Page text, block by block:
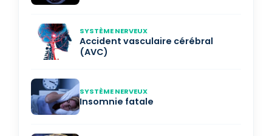
SYSTÈME NERVEUX
Accident vasculaire cérébral
(AVC)
SYSTÈME NERVEUX
Insomnie fatale